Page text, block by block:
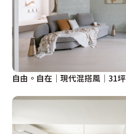
自由。自在│現代混搭風│31坪